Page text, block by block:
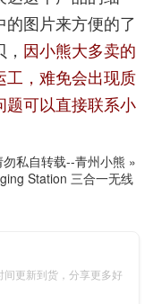
图片来方便的了
因小熊大多卖的
工，难免会出现质
题可以直接联系小
私自转载--青州小熊 »
Station 三合一无线
更新到货，分享更多好